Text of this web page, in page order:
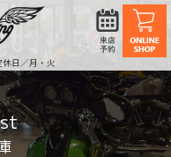
日／月・火